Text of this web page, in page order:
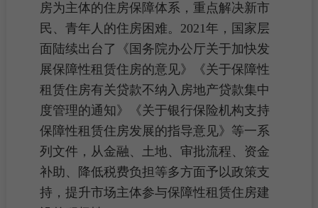
房为主体的住房保障体系，重点解决新市
民 、青年人的住房困难。2021年，国家层
面陆续出台了《国务院办公厅关于加快发
展保障性租赁住房的意见》《关于保障性
租赁住房有关贷款不纳入房地产贷款集中
度管理的通知》《关于银行保险机构支持
保障性租赁住房发展的指导意见》等一系
列文件，从金融、土地、审批流程、资金
补助、降低税费负担等多方面予以政策支
持，提升市场主体参与保障性租赁住房建